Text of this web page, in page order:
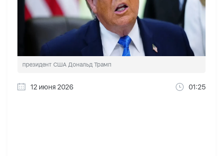
президент США Дональд Трамп
12 июня 2026 01:25